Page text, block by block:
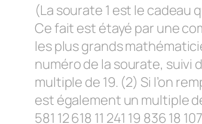
(La sourate 1 est le
Ce fait est étayé par une
les plus grands
numéro de la sourate, suivi
multiple de 19. (2) Si l’on
est également un multiple
581 12 618 11 241 19 836